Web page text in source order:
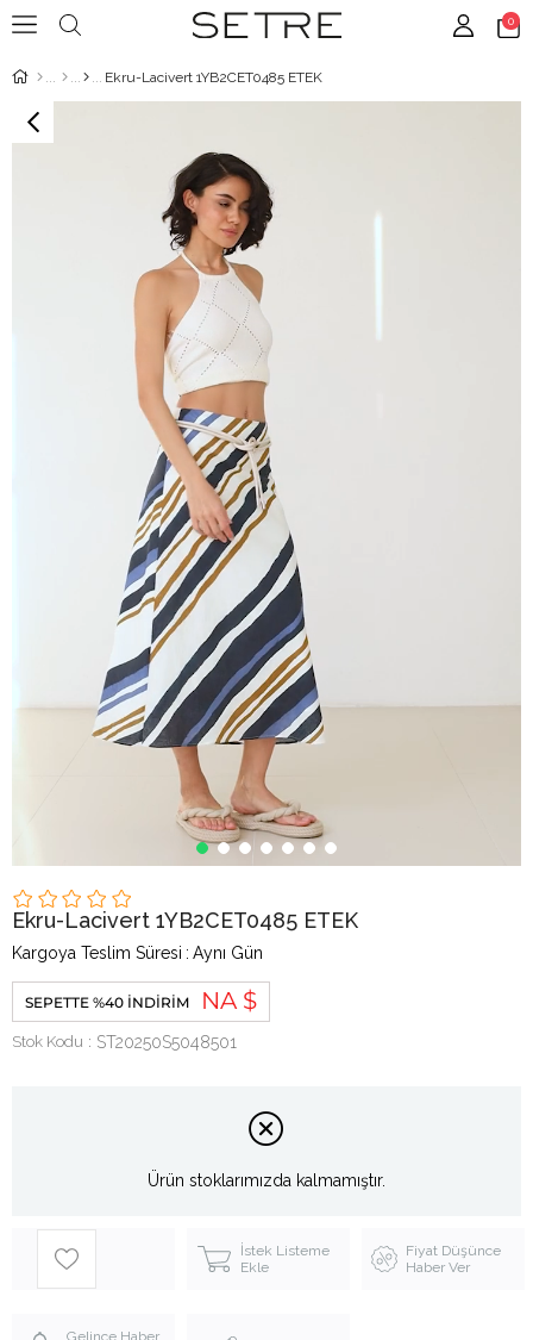
0
Ekru-Lacivert 1YB2CET0485 ETEK
Ekru-Lacivert 1YB2CET0485 ETEK
Kargoya Teslim Süresi : Aynı Gün
SEPETTE %40 İNDIRIM NA $
Stok Kodu ST20250S5048501
Ürün stoklarımızda kalmamıştır.
İstek Listeme
Ekle
Fiyat Düşünce
Haber Ver
Gelince Haber